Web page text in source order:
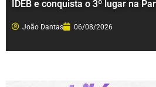
IDEB e conquista o 3º lugar na
João Dantas 06/08/2026